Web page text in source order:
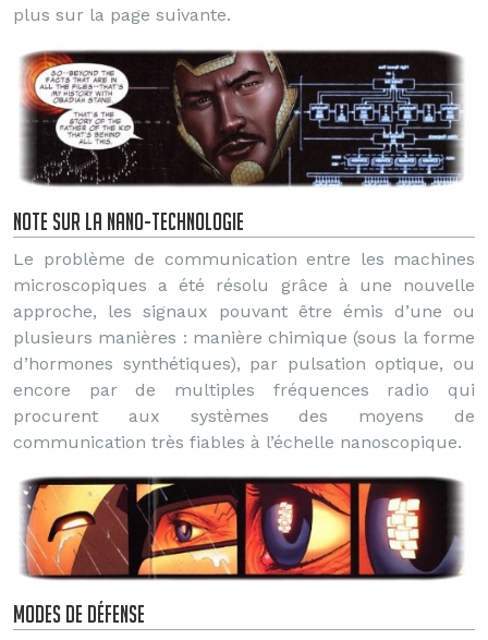
plus sur la page suivante.
Note sur la nano-technologie
Le problème de communication entre les machines
microscopiques a été résolu grâce à une nouvelle
approche, les signaux pouvant être émis d’une ou
plusieurs manières : manière chimique (sous la forme
d’hormones synthétiques), par pulsation optique, ou
encore par de multiples fréquences radio qui
procurent aux systèmes des moyens de
communication très fiables à l’échelle nanoscopique.
Modes de défense